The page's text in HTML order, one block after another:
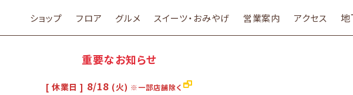
ショップ フロア グルメ スイーツ・おみやげ 営業案内 アクセス 地
重要なお知らせ
[ 休業日 ] 8/18 (火) ※一部店舗除く